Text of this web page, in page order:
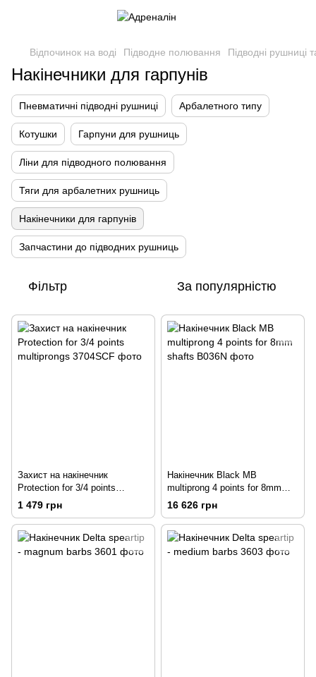
Відпочинок на воді Підводне полювання Підводні рушниці
Накінечники для гарпунів
Пневматичні підводні рушниці Арбалетного типу
Котушки Гарпуни для рушниць
Ліни для підводного полювання
Тяги для арбалетних рушниць
Накінечники для гарпунів
Запчастини до підводних рушниць
Фільтр За популярністю
Захист на накінечник
Protection for 3/4 points
multiprongs
1 479 грн
Накінечник Black MB
multiprong 4 points for 8mm
shafts
16 626 грн